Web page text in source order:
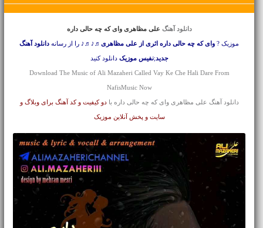
دانلود آهنگ على مظاهرى واى که چه حالى داره
موزیک ? واى که چه حالى داره اثری از على مظاهرى♬♪♬♪ را از رسانه دانلود آهنگ
جدید;نفیس موزیک دانلود کنید
Download The Music of Ali Mazaheri Called Vay Ke Che Hali Dare From
NafisMusic Now
دانلود آهنگ على مظاهرى واى که چه حالى داره بادو کیفیت و کد آهنگ برای وبلاگ و
سایت و پخش آنلاین موزیک